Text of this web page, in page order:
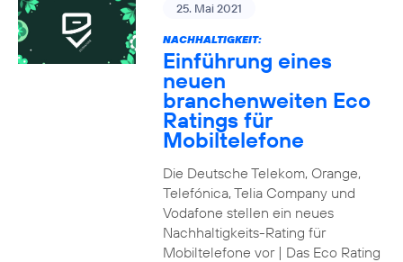
25. Mai 2021
NACHHALTIGKEIT:
Einführung eines
neuen
branchenweiten Eco
Ratings für
Mobiltelefone
Die Deutsche Telekom, Orange,
Telefónica, Telia Company und
Vodafone stellen ein neues
Nachhaltigkeits-Rating für
Mobiltelefone vor | Das Eco Rating